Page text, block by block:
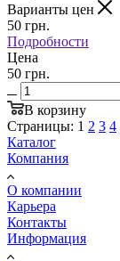
Варианты цен
50 грн.
Подробности
Цена
50 грн.
В корзину
Страницы: 1 2 3 4
Каталог
Компания
О компании
Карьера
Контакты
Информация